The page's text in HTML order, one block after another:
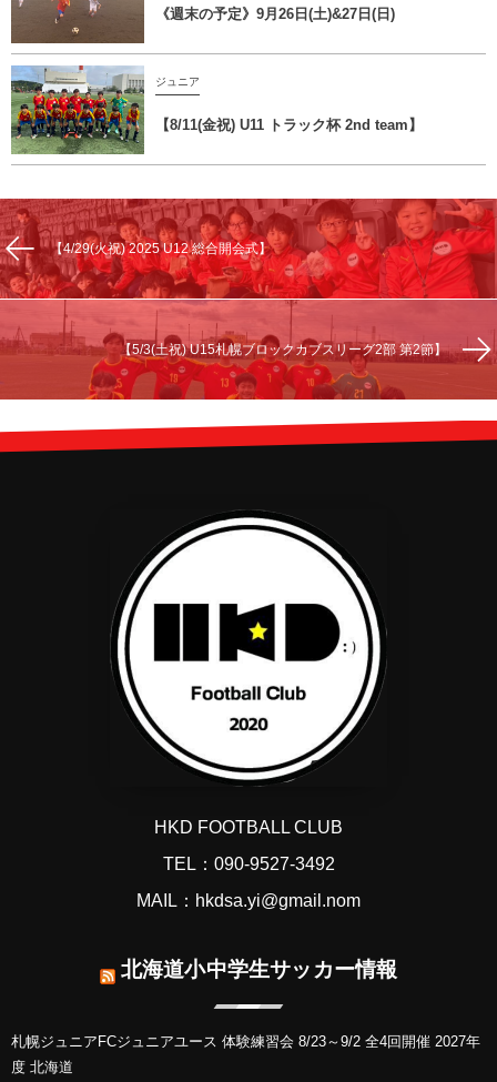
《週末の予定》9月26日(土)&27日(日)
ジュニア
【8/11(金祝) U11 トラック杯 2nd team】
【4/29(火祝) 2025 U12 総合開会式】
【5/3(土祝) U15札幌ブロックカブスリーグ2部 第2節】
HKD FOOTBALL CLUB
TEL：090-9527-3492
MAIL：hkdsa.yi@gmail.nom
北海道小中学生サッカー情報
札幌ジュニアFCジュニアユース 体験練習会 8/23～9/2 全4回開催 2027年
度 北海道